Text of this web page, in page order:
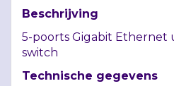
Beschrijving
5-poorts Gigabit Ethernet
switch
Technische gegevens